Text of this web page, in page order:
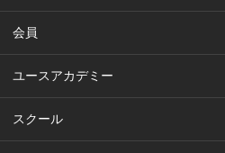
会員
ユースアカデミー
スクール